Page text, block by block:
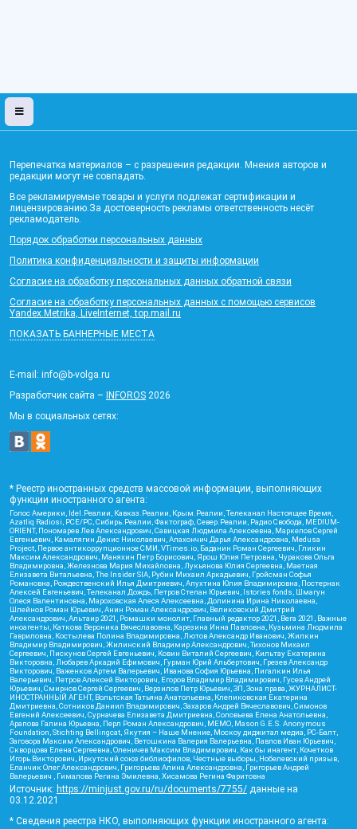
Перепечатка материалов – с разрешения редакции. Мнения авторов и
редакции могут не совпадать.
Все рекламируемые товары и услуги подлежат сертификации и
лицензированию.За достоверность рекламы ответственность несёт
рекламодатель.
Порядок обработки персональных данных
Политика конфиденциальности и защиты информации
Согласие на обработку персональных данных обратной связи
Согласие на обработку персональных данных с помощью сервисов
Yandex.Metrika, LiveInternet, top.mail.ru
ПОКАЗАТЬ БАННЕРНЫЕ МЕСТА
E-mail: info@b-volga.ru
Разработчик сайта – INFOROS 2026
Мы в социальных сетях:
* Реестр иностранных средств массовой информации, выполняющих
функции иностранного агента:
Голос Америки, Idel.Реалии, Кавказ.Реалии, Крым.Реалии, Телеканал Настоящее Время,
Azatliq Radiosi, PCE/PC, Сибирь.Реалии, Фактограф, Север.Реалии, Радио Свобода, MEDIUM-
ORIENT, Пономарев Лев Александрович, Савицкая Людмила Алексеевна, Маркелов Сергей
Евгеньевич, Камалягин Денис Николаевич, Апахончич Дарья Александровна, Medusa
Project, Первое антикоррупционное СМИ, VTimes.io, Баданин Роман Сергеевич, Гликин
Максим Александрович, Маняхин Петр Борисович, Ярош Юлия Петровна, Чуракова Ольга
Владимировна, Железнова Мария Михайловна, Лукьянова Юлия Сергеевна, Маетная
Елизавета Витальевна, The Insider SIA, Рубин Михаил Аркадьевич, Гройсман Софья
Романовна, Рождественский Илья Дмитриевич, Апухтина Юлия Владимировна, Постернак
Алексей Евгеньевич, Телеканал Дождь, Петров Степан Юрьевич, Istories fonds, Шмагун
Олеся Валентиновна, Мароховская Алеся Алексеевна, Долинина Ирина Николаевна,
Шлейнов Роман Юрьевич, Анин Роман Александрович, Великовский Дмитрий
Александрович, Альтаир 2021, Ромашки монолит, Главный редактор 2021, Вега 2021, Важные
иноагенты, Каткова Вероника Вячеславовна, Карезина Инна Павловна, Кузьмина Людмила
Гавриловна, Костылева Полина Владимировна, Лютов Александр Иванович, Жилкин
Владимир Владимирович, Жилинский Владимир Александрович, Тихонов Михаил
Сергеевич, Пискунов Сергей Евгеньевич, Ковин Виталий Сергеевич, Кильтау Екатерина
Викторовна, Любарев Аркадий Ефимович, Гурман Юрий Альбертович, Грезев Александр
Викторович, Важенков Артем Валерьевич, Иванова София Юрьевна, Пигалкин Илья
Валерьевич, Петров Алексей Викторович, Егоров Владимир Владимирович, Гусев Андрей
Юрьевич, Смирнов Сергей Сергеевич, Верзилов Петр Юрьевич, ЗП, Зона права, ЖУРНАЛИСТ-
ИНОСТРАННЫЙ АГЕНТ, Вольтская Татьяна Анатольевна, Клепиковская Екатерина
Дмитриевна, Сотников Даниил Владимирович, Захаров Андрей Вячеславович, Симонов
Евгений Алексеевич, Сурначева Елизавета Дмитриевна, Соловьева Елена Анатольевна,
Арапова Галина Юрьевна, Перл Роман Александрович, МЕМО, Mason G.E.S. Anonymous
Foundation, Stichting Bellingcat, Якутия – Наше Мнение, Москоу диджитал медиа, РС-Балт,
Заговора Максим Александрович, Ветошкина Валерия Валерьевна, Павлов Иван Юрьевич,
Скворцова Елена Сергеевна, Оленичев Максим Владимирович, Как бы инагент, Кочетков
Игорь Викторович, Иркутский союз библиофилов, Честные выборы, Нобелевский призыв,
Еланчик Олег Александрович, Григорьева Алина Александровна, Григорьев Андрей
Валерьевич , Гималова Регина Эмилевна, Хисамова Регина Фаритовна
Источник: https://minjust.gov.ru/ru/documents/7755/ данные на
03.12.2021
* Сведения реестра НКО, выполняющих функции иностранного агента: